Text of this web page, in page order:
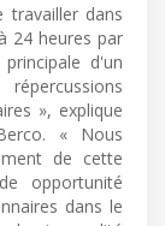
travailler dans
24 heures par
d'un
», explique
« Nous
de cette
opportunité
dans le